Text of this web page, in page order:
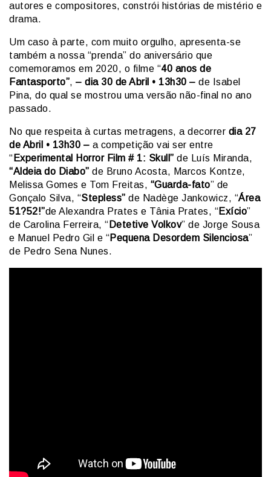
autores e compositores, constrói histórias de mistério e
drama.
Um caso à parte, com muito orgulho, apresenta-se
também a nossa “prenda” do aniversário que
comemoramos em 2020, o filme “40 anos de
Fantasporto”, – dia 30 de Abril • 13h30 – de Isabel
Pina, do qual se mostrou uma versão não-final no ano
passado.
No que respeita à curtas metragens, a decorrer dia 27
de Abril • 13h30 – a competição vai ser entre
“ Experimental Horror Film # 1: Skull” de Luís Miranda,
“Aldeia do Diabo” de Bruno Acosta, Marcos Kontze,
Melissa Gomes e Tom Freitas, “Guarda-fato” de
Gonçalo Silva, “Stepless” de Nadège Jankowicz, “Área
51?52!”de Alexandra Prates e Tânia Prates, “Exício”
de Carolina Ferreira, “ Detetive Volkov” de Jorge Sousa
e Manuel Pedro Gil e “Pequena Desordem Silenciosa”
de Pedro Sena Nunes.